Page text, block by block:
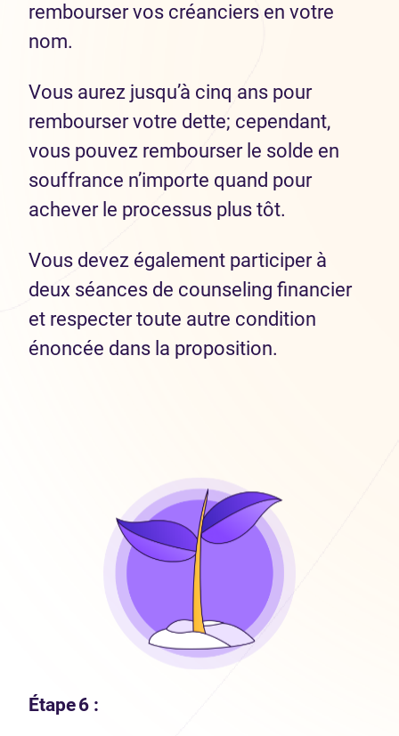
rembourser vos créanciers en votre
nom.
Vous aurez jusqu’à cinq ans pour
rembourser votre dette; cependant,
vous pouvez rembourser le solde en
souffrance n’importe quand pour
achever le processus plus tôt.
Vous devez également participer à
deux séances de counseling financier
et respecter toute autre condition
énoncée dans la proposition.
Étape 6 :